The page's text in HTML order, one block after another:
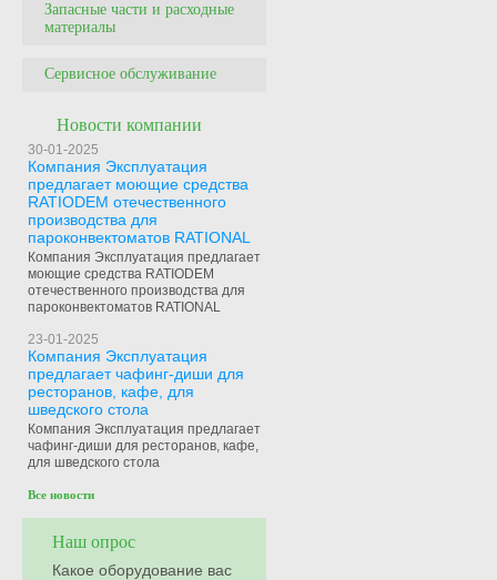
Запасные части и расходные
материалы
Сервисное обслуживание
Новости компании
30-01-2025
Компания Эксплуатация
предлагает моющие средства
RATIODEM отечественного
производства для
пароконвектоматов RATIONAL
Компания Эксплуатация предлагает
моющие средства RATIODEM
отечественного производства для
пароконвектоматов RATIONAL
23-01-2025
Компания Эксплуатация
предлагает чафинг-диши для
ресторанов, кафе, для
шведского стола
Компания Эксплуатация предлагает
чафинг-диши для ресторанов, кафе,
для шведского стола
Все новости
Наш опрос
Какое оборудование вас